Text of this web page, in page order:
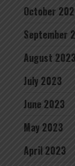
October
September
August 2023
July 2023
June 2023
May 2023
April 2023